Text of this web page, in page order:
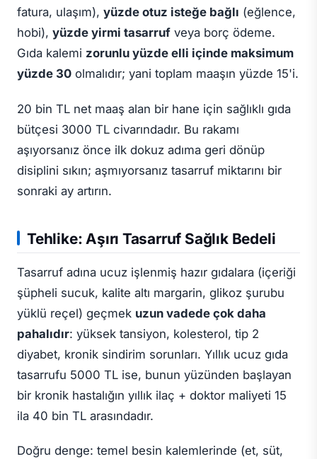
fatura, ulaşım), yüzde otuz isteğe bağlı (eğlence,
hobi), yüzde yirmi tasarruf veya borç ödeme.
Gıda kalemi zorunlu yüzde elli içinde maksimum
yüzde 30 olmalıdır; yani toplam maaşın yüzde 15'i.
20 bin TL net maaş alan bir hane için sağlıklı gıda
bütçesi 3000 TL civarındadır. Bu rakamı
aşıyorsanız önce ilk dokuz adıma geri dönüp
disiplini sıkın; aşmıyorsanız tasarruf miktarını bir
sonraki ay artırın.
Tehlike: Aşırı Tasarruf Sağlık Bedeli
Tasarruf adına ucuz işlenmiş hazır gıdalara (içeriği
şüpheli sucuk, kalite altı margarin, glikoz şurubu
yüklü reçel) geçmek uzun vadede çok daha
pahalıdır: yüksek tansiyon, kolesterol, tip 2
diyabet, kronik sindirim sorunları. Yıllık ucuz gıda
tasarrufu 5000 TL ise, bunun yüzünden başlayan
bir kronik hastalığın yıllık ilaç + doktor maliyeti 15
ila 40 bin TL arasındadır.
Doğru denge: temel besin kalemlerinde (et, süt,